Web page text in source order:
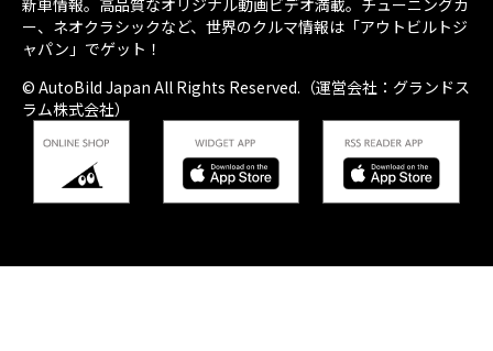
新車情報。高品質なオリジナル動画ビデオ満載。チューニングカ
ー、ネオクラシックなど、世界のクルマ情報は「アウトビルトジ
ャパン」でゲット！
© AutoBild Japan All Rights Reserved.（運営会社：グランドス
ラム株式会社）